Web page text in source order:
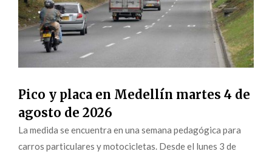
Pico y placa en Medellín martes 4 de
agosto de 2026
La medida se encuentra en una semana pedagógica para
carros particulares y motocicletas. Desde el lunes 3 de